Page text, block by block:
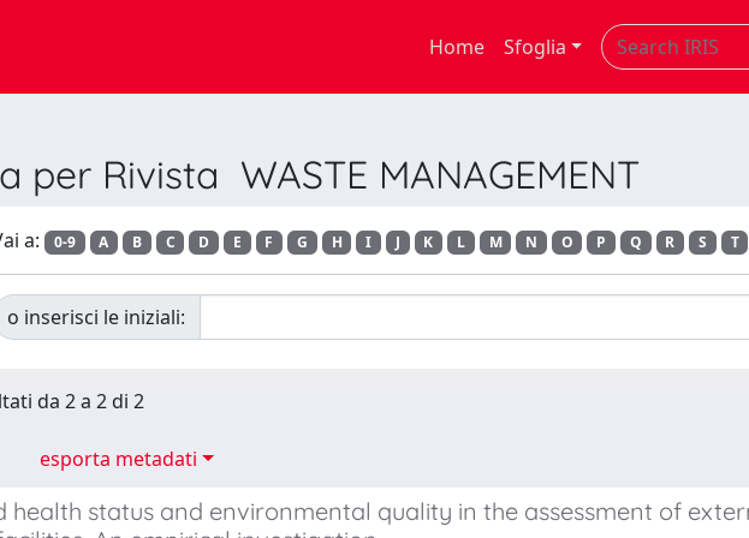
Home Sfoglia
per Rivista WASTE MANAGEMENT
a: 0-9 A B C D E F G H I J K L M N O P Q R S T
o inserisci le iniziali:
da 2 a 2 di 2
esporta metadati
health status and environmental quality in the assessment of